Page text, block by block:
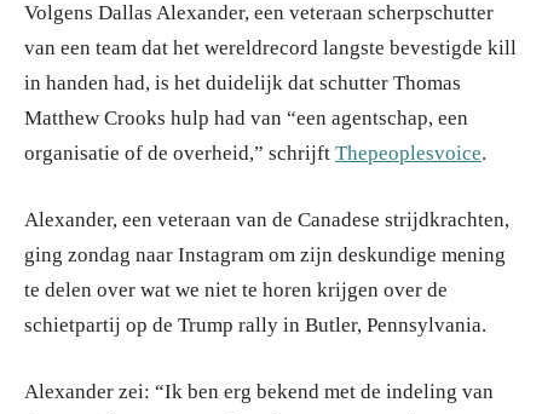
Volgens Dallas Alexander, een veteraan scherpschutter
van een team dat het wereldrecord langste bevestigde kill
in handen had, is het duidelijk dat schutter Thomas
Matthew Crooks hulp had van “een agentschap, een
organisatie of de overheid,” schrijft Thepeoplesvoice.
Alexander, een veteraan van de Canadese strijdkrachten,
ging zondag naar Instagram om zijn deskundige mening
te delen over wat we niet te horen krijgen over de
schietpartij op de Trump rally in Butler, Pennsylvania.
Alexander zei: “Ik ben erg bekend met de indeling van